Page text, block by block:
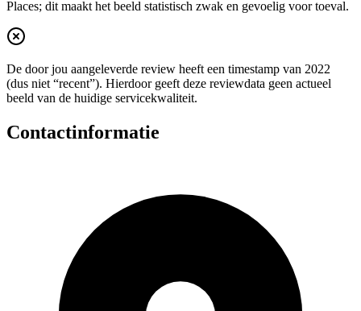
Places; dit maakt het beeld statistisch zwak en gevoelig voor toeval.
De door jou aangeleverde review heeft een timestamp van 2022
(dus niet “recent”). Hierdoor geeft deze reviewdata geen actueel
beeld van de huidige servicekwaliteit.
Contactinformatie